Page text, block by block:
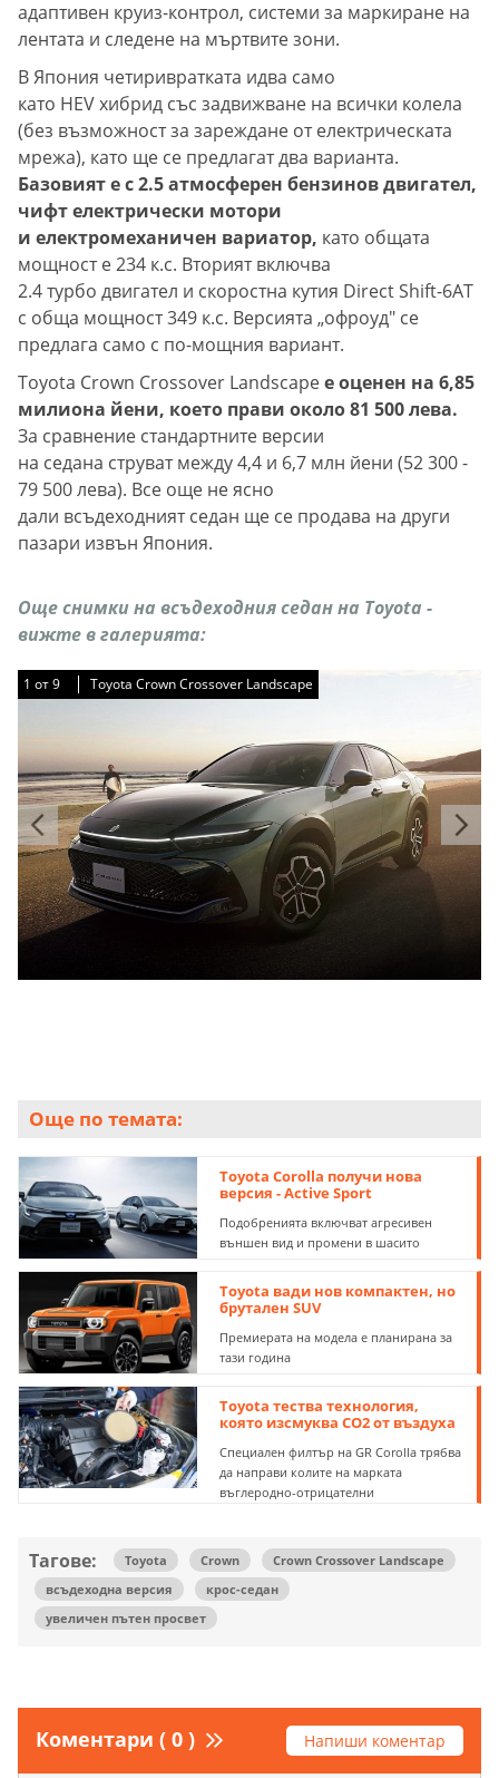
адаптивен круиз-контрол, системи за маркиране на
лентата и следене на мъртвите зони.
В Япония четиривратката идва само
като HEV хибрид със задвижване на всички колела
(без възможност за зареждане от електрическата
мрежа), като ще се предлагат два варианта.
Базовият е с 2.5 атмосферен бензинов двигател,
чифт електрически мотори
и електромеханичен вариатор, като общата
мощност е 234 к.с. Вторият включва
2.4 турбо двигател и скоростна кутия Direct Shift-6AT
с обща мощност 349 к.с. Версията „офроуд" се
предлага само с по-мощния вариант.
Toyota Crown Crossover Landscapeе оценен на 6,85
милиона йени, което прави около 81 500 лева.
За сравнение стандартните версии
на седана струват между 4,4 и 6,7 млн йени (52 300 -
79 500 лева). Все още не ясно
дали всъдеходният седан ще се продава на други
пазари извън Япония.
Още снимки на всъдеходния седан на Toyota -
вижте в галерията:
1 от9 Toyota Crown Crossover Landscape
1 от9 Toyota Crown Crossover Landscape
1 от9 Toyota Crown Crossover Landscape
1 от9 Toyota Crown Crossover Landscape
1 от9 Toyota Crown Crossover Landscape
1 от9 Toyota Crown Crossover Landscape
1 от9 Toyota Crown Crossover Landscape
1 от9 Toyota Crown Crossover Landscape
1 от9 Toyota Crown Crossover Landscape
Още по темата:
Toyota Corolla получи нова
версия - Active Sport
Подобренията включват агресивен
външен вид и промени в шасито
Toyota вади нов компактен, но
брутален SUV
Премиерата на модела е планирана за
тази година
Toyota тества технология,
която изсмуква CO2 от въздуха
Специален филтър на GR Corolla трябва
да направи колите на марката
въглеродно-отрицателни
Тагове: Toyota Crown
Crown Crossover Landscape
всъдеходна версия
крос-седан
увеличен пътен просвет
Коментари ( 0 ) Напиши коментар